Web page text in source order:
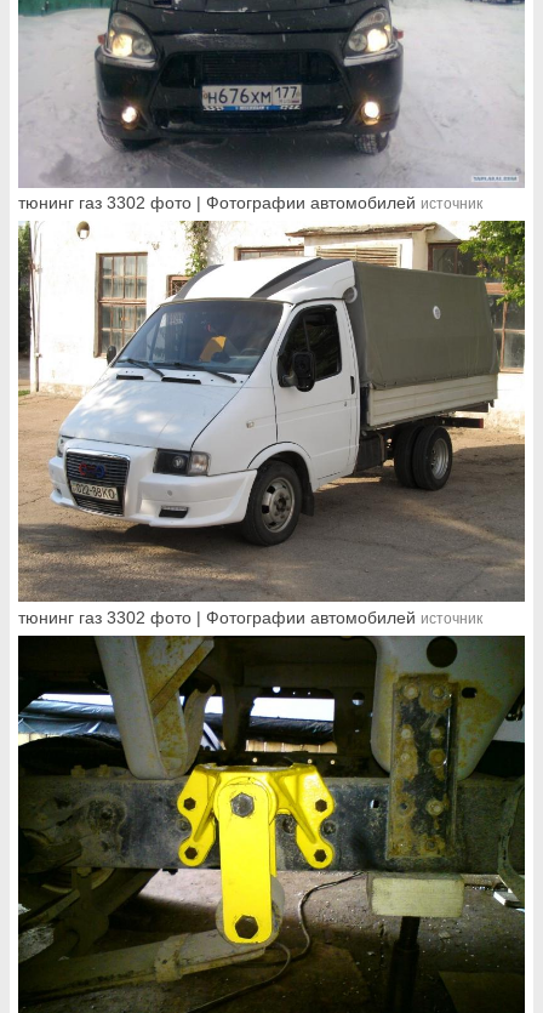
тюнинг газ 3302 фото | Фотографии автомобилей источник
тюнинг газ 3302 фото | Фотографии автомобилей источник